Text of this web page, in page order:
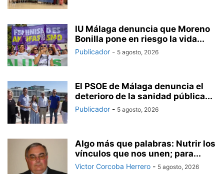
IU Málaga denuncia que Moreno
Bonilla pone en riesgo la vida...
Publicador - 5 agosto, 2026
El PSOE de Málaga denuncia el
deterioro de la sanidad pública...
Publicador - 5 agosto, 2026
Algo más que palabras: Nutrir los
vínculos que nos unen; para...
Victor Corcoba Herrero - 5 agosto, 2026